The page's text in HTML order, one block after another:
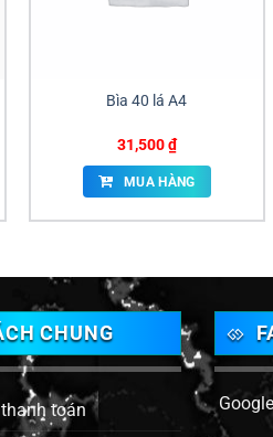
Bìa 40 lá A4
31,500₫
MUA HÀNG
CHUNG
toán